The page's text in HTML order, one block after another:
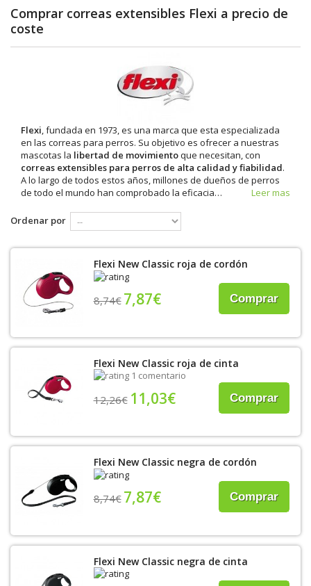
Comprar correas extensibles Flexi a precio de
coste
Flexi, fundada en 1973, es una marca que esta especializada
en las correas para perros. Su objetivo es ofrecer a nuestras
mascotas la libertad de movimientoque necesitan, con
correas extensibles para perros de alta calidad y fiabilidad.
A lo largo de todos estos años, millones de dueños de perros
de todo el mundo han comprobado la eficacia… Leer mas
Ordenar por
Flexi New Classic roja de cordón
8,74€ 7,87€ Comprar
Flexi New Classic roja de cinta
1 comentario
12,26€ 11,03€ Comprar
Flexi New Classic negra de cordón
8,74€ 7,87€ Comprar
Flexi New Classic negra de cinta